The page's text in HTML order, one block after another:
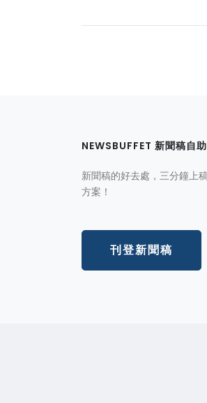
NEWSBUFFET 新聞稿自
新聞稿的好去處，三分鐘上
方案！
刊登新聞稿